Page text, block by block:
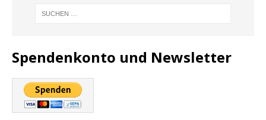
Spendenkonto und Newsletter